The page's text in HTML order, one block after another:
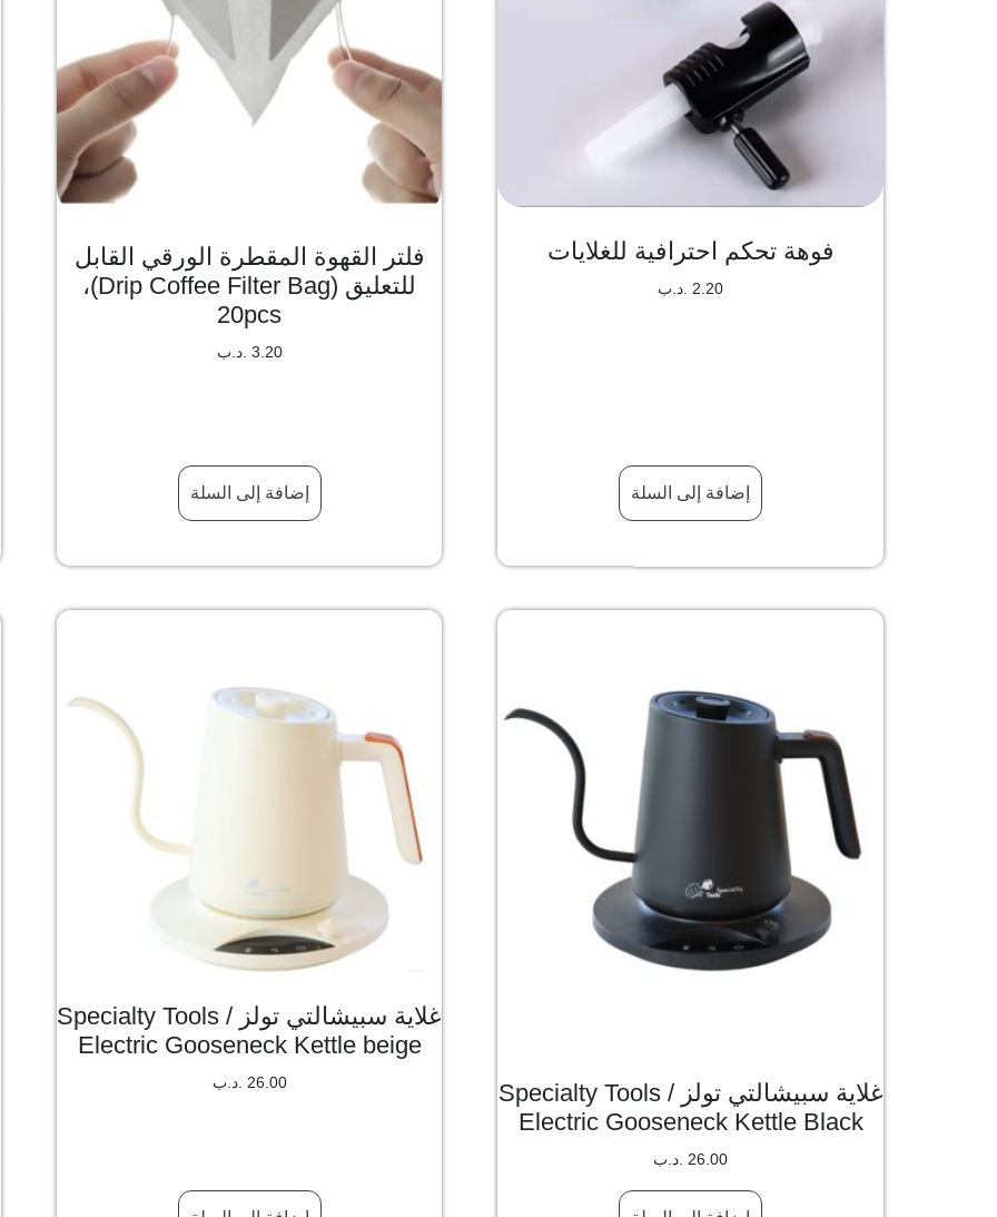
فوهة تحكم احترافية للغلايات
2.20 .د.ب
إضافة إلى السلة
فلتر القهوة المقطرة الورقي القابل
للتعليق (Drip Coffee Filter Bag)،
20pcs
3.20 .د.ب
إضافة إلى السلة
غلاية سبيشالتي تولز / Specialty Tools
Electric Gooseneck Kettle Black
26.00 .د.ب
غلاية سبيشالتي تولز / Specialty Tools
Electric Gooseneck Kettle beige
26.00 .د.ب